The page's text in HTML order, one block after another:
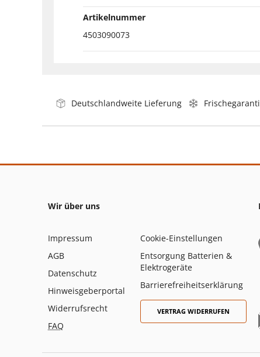
Artikelnummer
4503090073
Deutschlandweite Lieferung
Wir über uns
Impressum
AGB
Datenschutz
Hinweisgeberportal
Widerrufsrecht
FAQ
Cookie-Einstellungen
Entsorgung Batterien &
Elektrogeräte
Barrierefreiheitserklärung
VERTRAG WIDERRUFEN